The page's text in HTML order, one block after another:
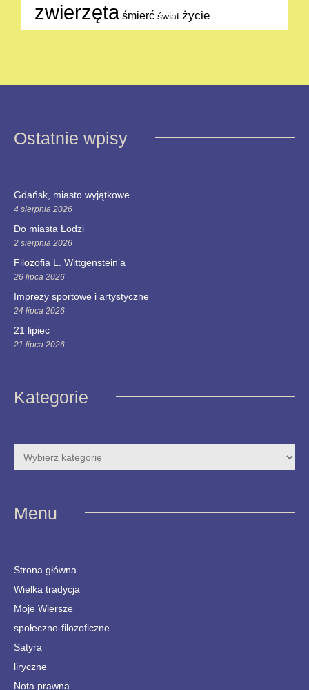
zwierzęta śmierć świat życie
Ostatnie wpisy
Gdańsk, miasto wyjątkowe
4 sierpnia 2026
Do miasta Łodzi
2 sierpnia 2026
Filozofia L. Wittgenstein’a
26 lipca 2026
Imprezy sportowe i artystyczne
24 lipca 2026
21 lipiec
21 lipca 2026
Kategorie
Menu
Strona główna
Wielka tradycja
Moje Wiersze
społeczno-filozoficzne
Satyra
liryczne
Nota prawna